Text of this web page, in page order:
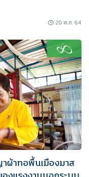
20 พ.ค. 64
าทอพื้นเมืองมาส